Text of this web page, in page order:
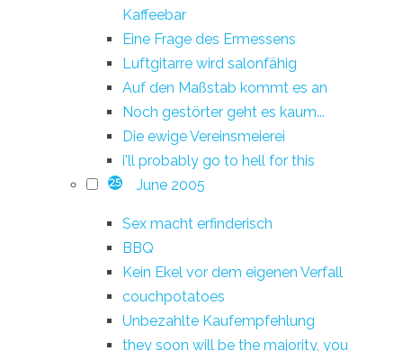
Kaffeebar
Eine Frage des Ermessens
Luftgitarre wird salonfähig
Auf den Maßstab kommt es an
Noch gestörter geht es kaum...
Die ewige Vereinsmeierei
i'll probably go to hell for this
25 June 2005
Sex macht erfinderisch
BBQ
Kein Ekel vor dem eigenen Verfall
couchpotatoes
Unbezahlte Kaufempfehlung
they soon will be the majority, you